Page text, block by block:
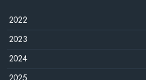
2022
2023
2024